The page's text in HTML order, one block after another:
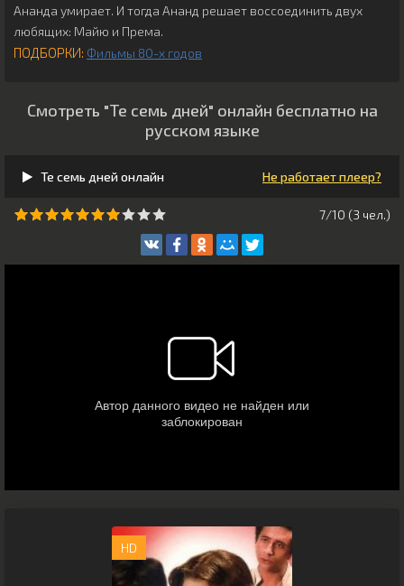
Ананда умирает. И тогда Ананд решает воссоединить двух
любящих: Майю и Према.
ПОДБОРКИ: Фильмы 80-х годов
Смотреть "Те семь дней" онлайн бесплатно на
русском языке
Те семь дней онлайн Не работает плеер?
7/10 (3 чeл.)
HD